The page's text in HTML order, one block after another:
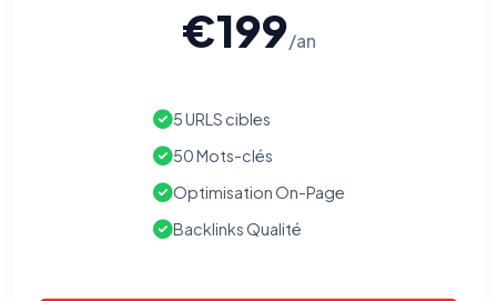
€199/an
5 URLS cibles
50 Mots-clés
Optimisation On-Page
Backlinks Qualité